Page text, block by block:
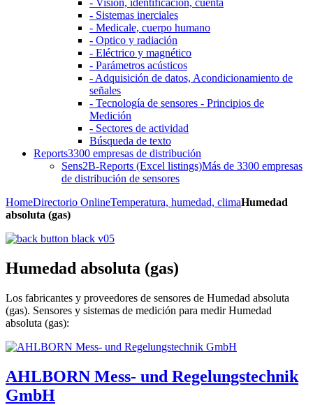
- Visión, identificación, cuenta
- Sistemas inerciales
- Medicale, cuerpo humano
- Optico y radiación
- Eléctrico y magnético
- Parámetros acústicos
- Adquisición de datos, Acondicionamiento de
señales
- Tecnología de sensores - Principios de
Medición
- Sectores de actividad
Búsqueda de texto
Reports3300 empresas de distribución
Sens2B-Reports (Excel listings)Más de 3300 empresas
de distribución de sensores
HomeDirectorio OnlineTemperatura, humedad, climaHumedad
absoluta (gas)
Humedad absoluta (gas)
Los fabricantes y proveedores de sensores de Humedad absoluta
(gas). Sensores y sistemas de medición para medir Humedad
absoluta (gas):
AHLBORN Mess- und Regelungstechnik
GmbH